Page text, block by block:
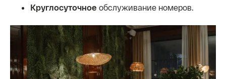
Круглосуточное обслуживание номеров.